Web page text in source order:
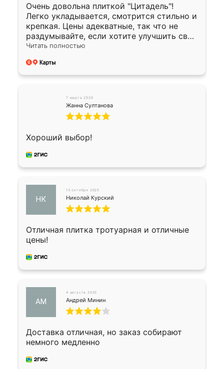
Очень довольна плиткой "Цитадель"!
Легко укладывается, смотрится стильно и
крепкая. Цены адекватные, так что не
раздумывайте, если хотите улучшить свой
двор!
Читать полностью
7 марта 2026
Жанна Султанова
Хороший выбор!
НК
13 октября 2025
Николай Курский
Отличная плитка тротуарная и отличные
цены!
АМ
4 августа 2025
Андрей Минин
Доставка отличная, но заказ собирают
немного медленно